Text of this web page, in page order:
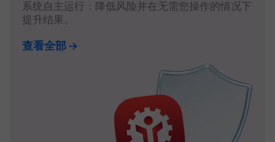
系统自主运行：降低风险并在无需您操作的情况下
提升结果。
查看全部